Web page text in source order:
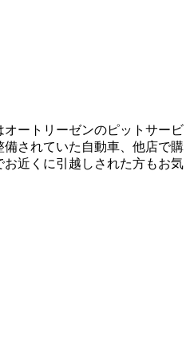
ートリーゼンのピットサービ
されていた自動車、他店で購
近くに引越しされた方もお気